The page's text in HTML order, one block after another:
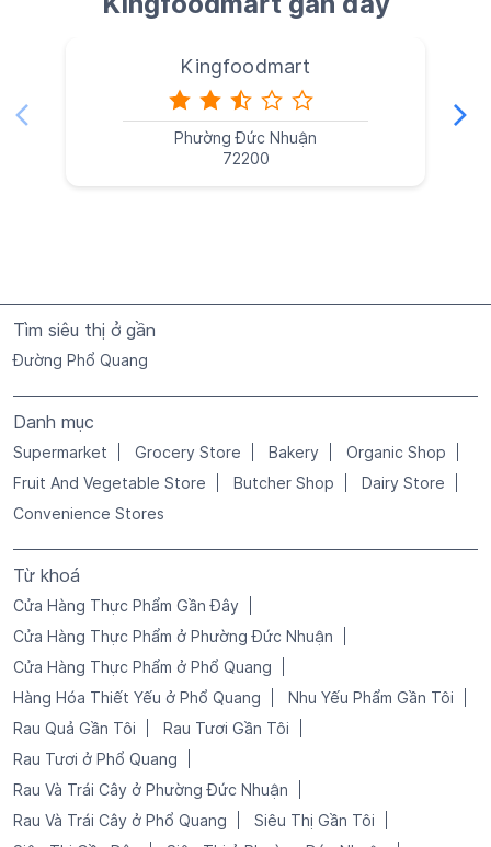
Kingfoodmart
Phường Đức Nhuận
72200
Tìm siêu thị ở gần
Đường Phổ Quang
Danh mục
Supermarket Grocery Store Bakery
Organic Shop
Fruit And Vegetable Store
Butcher Shop
Dairy Store
Convenience Stores
Từ khoá
Cửa Hàng Thực Phẩm Gần Đây
Cửa Hàng Thực Phẩm ở Phường Đức Nhuận
Cửa Hàng Thực Phẩm ở Phổ Quang
Hàng Hóa Thiết Yếu ở Phổ Quang
Nhu Yếu Phẩm Gần Tôi
Rau Quả Gần Tôi
Rau Tươi Gần Tôi
Rau Tươi ở Phổ Quang
Rau Và Trái Cây ở Phường Đức Nhuận
Rau Và Trái Cây ở Phổ Quang
Siêu Thị Gần Tôi